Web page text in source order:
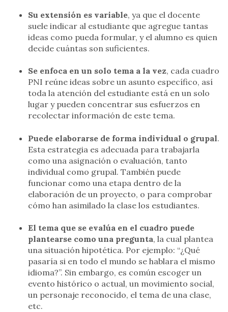
Su extensión es variable, ya que el docente
suele indicar al estudiante que agregue tantas
ideas como pueda formular, y el alumno es quien
decide cuántas son suficientes.
Se enfoca en un solo tema a la vez, cada cuadro
PNI reúne ideas sobre un asunto específico, así
toda la atención del estudiante está en un solo
lugar y pueden concentrar sus esfuerzos en
recolectar información de este tema.
Puede elaborarse de forma individual o grupal.
Esta estrategia es adecuada para trabajarla
como una asignación o evaluación, tanto
individual como grupal. También puede
funcionar como una etapa dentro de la
elaboración de un proyecto, o para comprobar
cómo han asimilado la clase los estudiantes.
El tema que se evalúa en el cuadro puede
plantearse como una pregunta, la cual plantea
una situación hipotética. Por ejemplo: “¿Qué
pasaría si en todo el mundo se hablara el mismo
idioma?”. Sin embargo, es común escoger un
evento histórico o actual, un movimiento social,
un personaje reconocido, el tema de una clase,
etc.